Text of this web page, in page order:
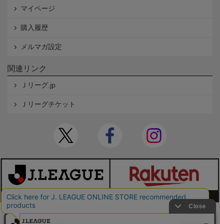
マイページ
購入履歴
メルマガ設定
関連リンク
Ｊリーグ.jp
Ｊリーグチケット